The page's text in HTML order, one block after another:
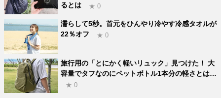
るとは
★ 0
濡らして5秒。首元をひんやり冷やす冷感タオルが
22％オフ
★ 0
旅行用の「とにかく軽いリュック」見つけた！ 大
容量でタフなのにペットボトル1本分の軽さとは…
★ 0